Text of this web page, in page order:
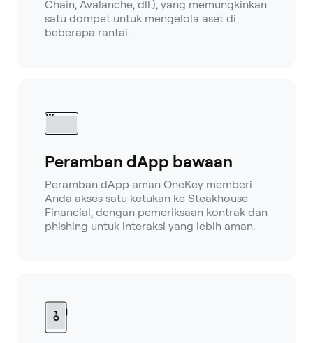
Chain, Avalanche, dll.), yang memungkinkan
satu dompet untuk mengelola aset di
beberapa rantai.
Peramban dApp bawaan
Peramban dApp aman OneKey memberi
Anda akses satu ketukan ke Steakhouse
Financial, dengan pemeriksaan kontrak dan
phishing untuk interaksi yang lebih aman.